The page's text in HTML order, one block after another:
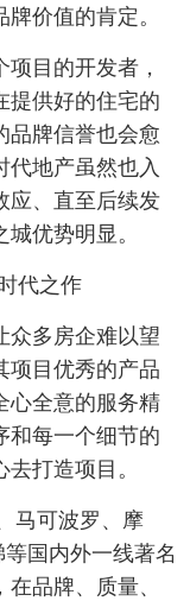
价值的肯定。
目的开发者，
提供好的住宅的
品牌信誉也会愈
代地产虽然也入
应、直至后续发
优势明显。
代之作
众多房企难以望
项目优秀的产品
心全意的服务精
和每一个细节的
打造项目。
马可波罗、摩
国内外一线著名
品牌、质量、